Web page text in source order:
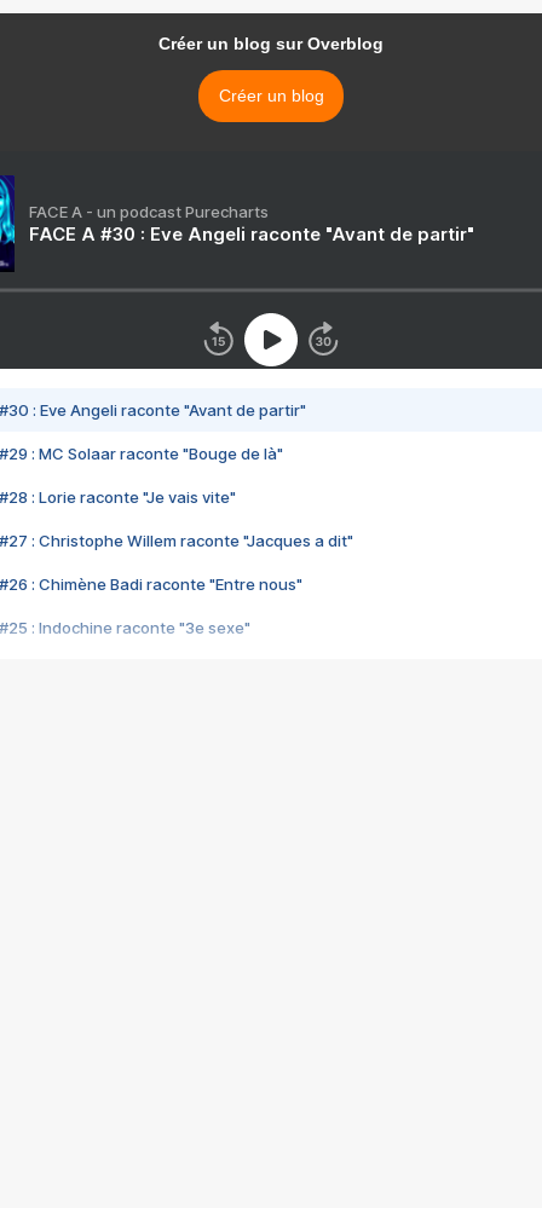
Créer un blog sur Overblog
Créer un blog
FACE A - un podcast Purecharts
FACE A #30 : Eve Angeli raconte "Avant de partir"
#30 : Eve Angeli raconte "Avant de partir"
#29 : MC Solaar raconte "Bouge de là"
#28 : Lorie raconte "Je vais vite"
#27 : Christophe Willem raconte "Jacques a dit"
#26 : Chimène Badi raconte "Entre nous"
#25 : Indochine raconte "3e sexe"